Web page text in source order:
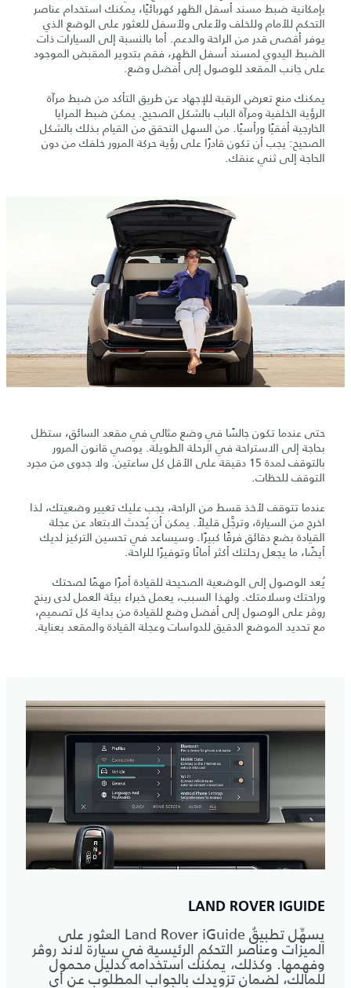
بإمكانية ضبط مسند أسفل الظهر كهربائيًا، يمكنك استخدام عناصر
التحكم للأمام وللخلف ولأعلى ولأسفل للعثور على الوضع الذي
يوفر أقصى قدر من الراحة والدعم. أما بالنسبة إلى السيارات ذات
الضبط اليدوي لمسند أسفل الظهر، فقم بتدوير المقبض الموجود
على جانب المقعد للوصول إلى أفضل وضع.
يمكنك منع تعرض الرقبة للإجهاد عن طريق التأكد من ضبط مرآة
الرؤية الخلفية ومرآة الباب بالشكل الصحيح. يمكن ضبط المرايا
الخارجية أفقيًا ورأسيًا. من السهل التحقق من القيام بذلك بالشكل
الصحيح: يجب أن تكون قادرًا على رؤية حركة المرور خلفك من دون
الحاجة إلى ثني عنقك.
حتى عندما تكون جالسًا في وضع مثالي في مقعد السائق، ستظل
بحاجة إلى الاستراحة في الرحلة الطويلة. يوصي قانون المرور
بالتوقف لمدة 15 دقيقة على الأقل كل ساعتين. ولا جدوى من مجرد
التوقف للحظات.
عندما تتوقف لأخذ قسط من الراحة، يجب عليك تغيير وضعيتك، لذا
اخرج من السيارة، وترجَّل قليلاً. يمكن أن يُحدث الابتعاد عن عجلة
القيادة بضع دقائق فرقًا كبيرًا. وسيساعد في تحسين التركيز لديك
أيضًا، ما يجعل رحلتك أكثر أمانًا وتوفيرًا للراحة.
يُعد الوصول إلى الوضعية الصحيحة للقيادة أمرًا مهمًا لصحتك
وراحتك وسلامتك. ولهذا السبب، يعمل خبراء بيئة العمل لدى رينج
روڤر على الوصول إلى أفضل وضع للقيادة من بداية كل تصميم،
مع تحديد الموضع الدقيق للدواسات وعجلة القيادة والمقعد بعناية.
LAND ROVER IGUIDE
يسهِّل تطبيقُ Land Rover iGuide العثور على
الميزات وعناصر التحكم الرئيسية في سيارة لاند روڤر
وفهمها. وكذلك، يمكنك استخدامه كدليل محمول
للمالك، لضمان تزويدك بالجواب المطلوب عن أي